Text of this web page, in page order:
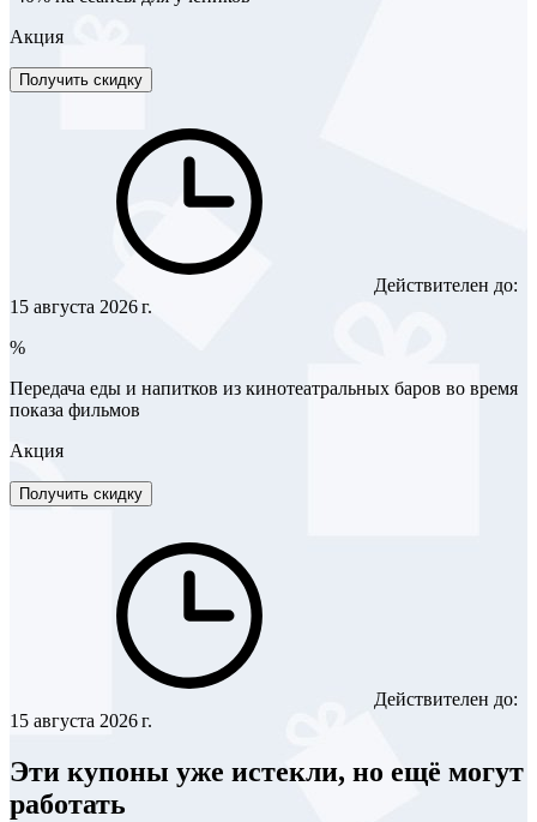
Акция
Получить скидку
Действителен до:
15 августа 2026 г.
%
Передача еды и напитков из кинотеатральных баров во время
показа фильмов
Акция
Получить скидку
Действителен до:
15 августа 2026 г.
Эти купоны уже истекли, но ещё могут
работать